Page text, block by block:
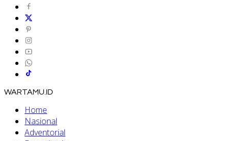
WARTAMU.ID
Home
Nasional
Adventorial